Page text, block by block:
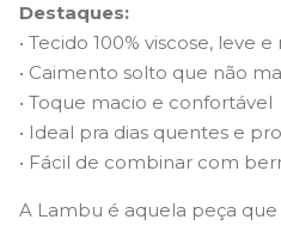
Destaques:
• Tecido 100% viscose, leve
• Caimento solto que não
• Toque macio e confortável
• Ideal pra dias quentes e
• Fácil de combinar com
A Lambu é aquela peça